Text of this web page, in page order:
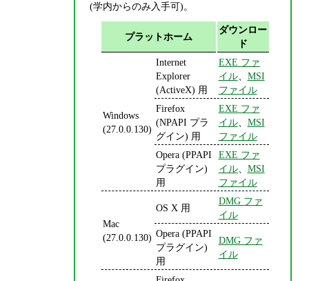
(学内からのみ入手可)。
プラットホーム
ダウンロー
ド
Windows
(27.0.0.130)
Internet
Explorer
(ActiveX) 用
EXE ファ
イル、 MSI
ファイル
Firefox
(NPAPI プラ
グイン) 用
EXE ファ
イル、 MSI
ファイル
Opera (PPAPI
プラグイン)
用
EXE ファ
イル、 MSI
ファイル
Mac
(27.0.0.130)
OS X 用
DMG ファ
イル
Opera (PPAPI
プラグイン)
用
DMG ファ
イル